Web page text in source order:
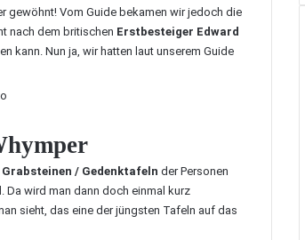
gewöhnt! Vom Guide bekamen wir jedoch die
nach dem britischen Erstbesteiger Edward
kann. Nun ja, wir hatten laut unserem Guide
/ Gedenktafeln der Personen
wird man dann doch einmal kurz
sieht, das eine der jüngsten Tafeln auf das